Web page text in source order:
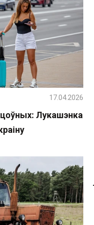
Лукашэнка
17.04.2026